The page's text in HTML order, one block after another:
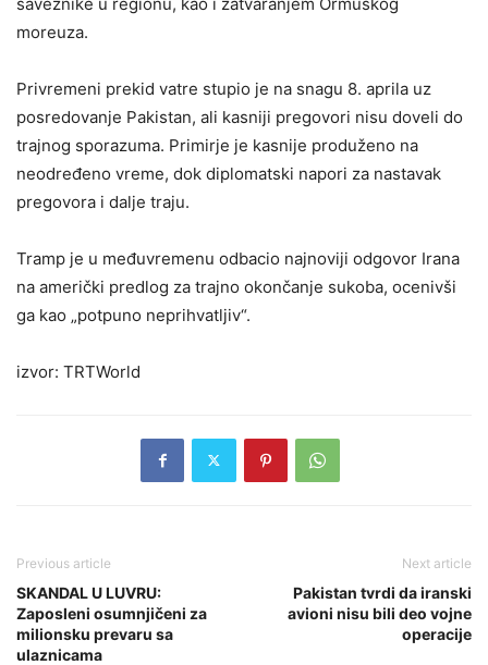
moreuza.
Privremeni prekid vatre stupio je na snagu 8. aprila uz
posredovanje Pakistan, ali kasniji pregovori nisu doveli do
trajnog sporazuma. Primirje je kasnije produženo na
neodređeno vreme, dok diplomatski napori za nastavak
pregovora i dalje traju.
Tramp je u međuvremenu odbacio najnoviji odgovor Irana
na američki predlog za trajno okončanje sukoba, ocenivši
ga kao „potpuno neprihvatljiv“.
izvor: TRTWorld
Previous article
SKANDAL U LUVRU:
Zaposleni osumnjičeni za
milionsku prevaru sa
ulaznicama
Next article
Pakistan tvrdi da iranski
avioni nisu bili deo vojne
operacije